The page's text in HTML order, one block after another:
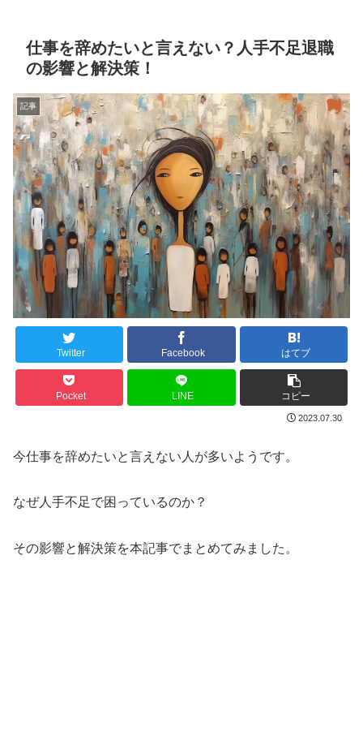
仕事を辞めたいと言えない？人手不足退職
の影響と解決策！
記事
Twitter Facebook はてブ
Pocket LINE コピー
2023.07.30
今仕事を辞めたいと言えない人が多いようです。
なぜ人手不足で困っているのか？
その影響と解決策を本記事でまとめてみました。